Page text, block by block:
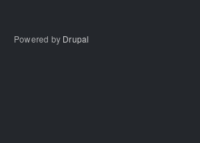
Powered by Drupal